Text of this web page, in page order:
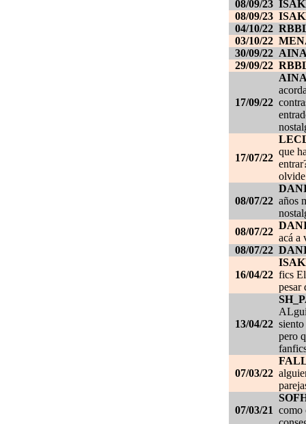
08/09/23
08/09/23
04/10/22
03/10/22
30/09/22
29/09/22
17/09/22
17/07/22
que
08/07/22 años
08/07/22
acá a
08/07/22
16/04/22 fics
pesar
13/04/22
pero
07/03/22
07/03/21 como